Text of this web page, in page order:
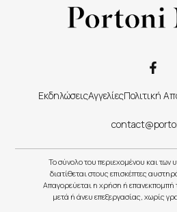
ΕκδηλώσειςΑγγελίεςΠολιτική
Το σύνολο του περιεχομένου και
διατίθεται στους επισκέπτες
Απαγορεύεται η χρήση ή επανεκπομπή
μετά ή άνευ επεξεργασίας, χωρίς